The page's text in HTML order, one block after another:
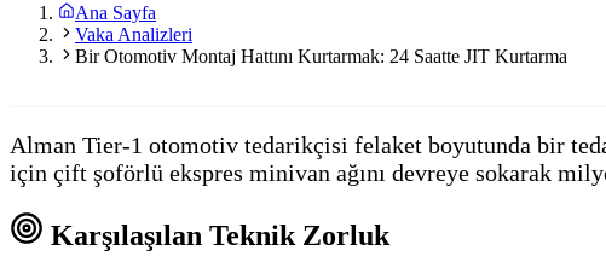
Ana Sayfa
Vaka Analizleri
Bir Otomotiv Montaj Hattını Kurtarmak: 24 Saatte JIT Kurtarma
Alman Tier-1 otomotiv tedarikçisi felaket boyutunda bir
için çift şoförlü ekspres minivan ağını devreye sokarak
Karşılaşılan Teknik Zorluk